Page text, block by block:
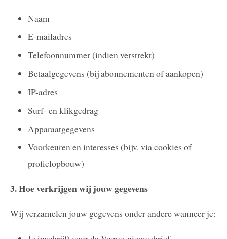
Naam
E-mailadres
Telefoonnummer (indien verstrekt)
Betaalgegevens (bij abonnementen of aankopen)
IP-adres
Surf- en klikgedrag
Apparaatgegevens
Voorkeuren en interesses (bijv. via cookies of
profielopbouw)
3. Hoe verkrijgen wij jouw gegevens
Wij verzamelen jouw gegevens onder andere wanneer je: